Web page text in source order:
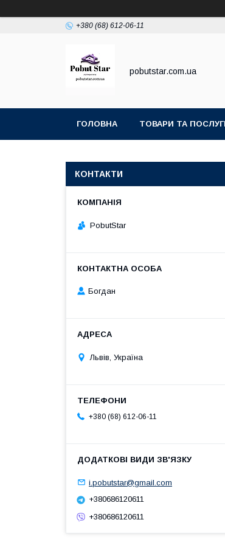
+380 (68) 612-06-11
pobutstar.com.ua
ГОЛОВНА ТОВАРИ ТА
КОНТАКТИ
PobutStar
Богдан
Львів, Україна
+380 (68) 612-06-11
i.pobutstar@gmail.com
+380686120611
+380686120611